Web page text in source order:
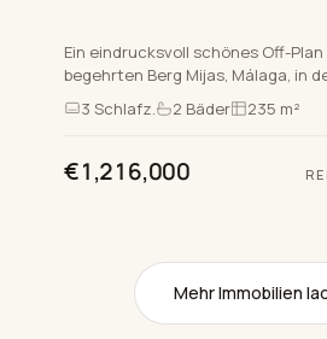
Ein eindrucksvoll schönes Off-
begehrten Berg Mijas, Málaga, in
Costa Del Sol Region. Diese neu
die für den A…
3 Schlafz. 2 Bäder 235 m²
€1,216,000
Mehr Immobilien